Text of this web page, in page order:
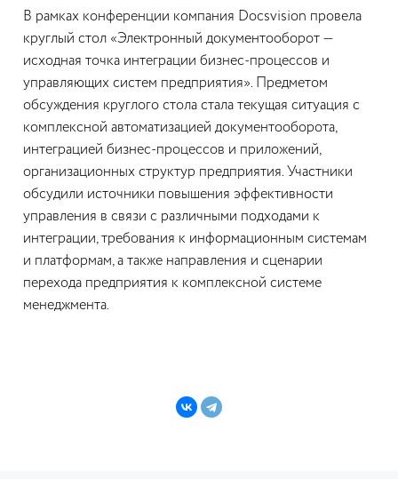
В рамках конференции компания Docsvision провела
круглый стол «Электронный документооборот —
исходная точка интеграции бизнес-процессов и
управляющих систем предприятия». Предметом
обсуждения круглого стола стала текущая ситуация с
комплексной автоматизацией документооборота,
интеграцией бизнес-процессов и приложений,
организационных структур предприятия. Участники
обсудили источники повышения эффективности
управления в связи с различными подходами к
интеграции, требования к информационным системам
и платформам, а также направления и сценарии
перехода предприятия к комплексной системе
менеджмента.